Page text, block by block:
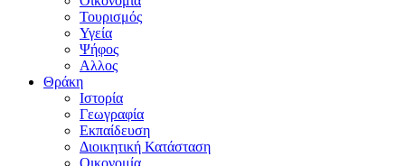
Τουρισμός
Υγεία
Ψήφος
Αλλος
Θράκη
Ιστορία
Γεωγραφία
Εκπαίδευση
Διοικητική Κατάσταση
Οικονομία